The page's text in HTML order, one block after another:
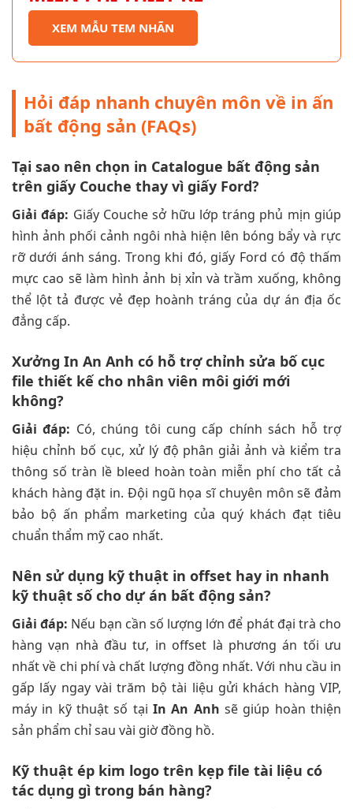
XEM MẪU TEM NHÃN
Hỏi đáp nhanh chuyên môn về in ấn
bất động sản (FAQs)
Tại sao nên chọn in Catalogue bất động sản
trên giấy Couche thay vì giấy Ford?
Giải đáp: Giấy Couche sở hữu lớp tráng phủ mịn giúp
hình ảnh phối cảnh ngôi nhà hiện lên bóng bẩy và rực
rỡ dưới ánh sáng. Trong khi đó, giấy Ford có độ thấm
mực cao sẽ làm hình ảnh bị xỉn và trầm xuống, không
thể lột tả được vẻ đẹp hoành tráng của dự án địa ốc
đẳng cấp.
Xưởng In An Anh có hỗ trợ chỉnh sửa bố cục
file thiết kế cho nhân viên môi giới mới
không?
Giải đáp: Có, chúng tôi cung cấp chính sách hỗ trợ
hiệu chỉnh bố cục, xử lý độ phân giải ảnh và kiểm tra
thông số tràn lề bleed hoàn toàn miễn phí cho tất cả
khách hàng đặt in. Đội ngũ họa sĩ chuyên môn sẽ đảm
bảo bộ ấn phẩm marketing của quý khách đạt tiêu
chuẩn thẩm mỹ cao nhất.
Nên sử dụng kỹ thuật in offset hay in nhanh
kỹ thuật số cho dự án bất động sản?
Giải đáp: Nếu bạn cần số lượng lớn để phát đại trà cho
hàng vạn nhà đầu tư, in offset là phương án tối ưu
nhất về chi phí và chất lượng đồng nhất. Với nhu cầu in
gấp lấy ngay vài trăm bộ tài liệu gửi khách hàng VIP,
máy in kỹ thuật số tại In An Anh sẽ giúp hoàn thiện
sản phẩm chỉ sau vài giờ đồng hồ.
Kỹ thuật ép kim logo trên kẹp file tài liệu có
tác dụng gì trong bán hàng?